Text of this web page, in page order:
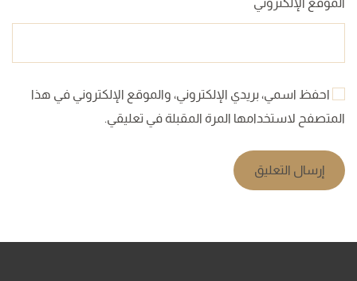
احفظ اسمي، بريدي الإلكتروني، والموقع الإلكتروني في هذا
المتصفح لاستخدامها المرة المقبلة في تعليقي.
إرسال التعليق